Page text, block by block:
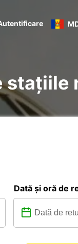
stațiile
Dată și oră de